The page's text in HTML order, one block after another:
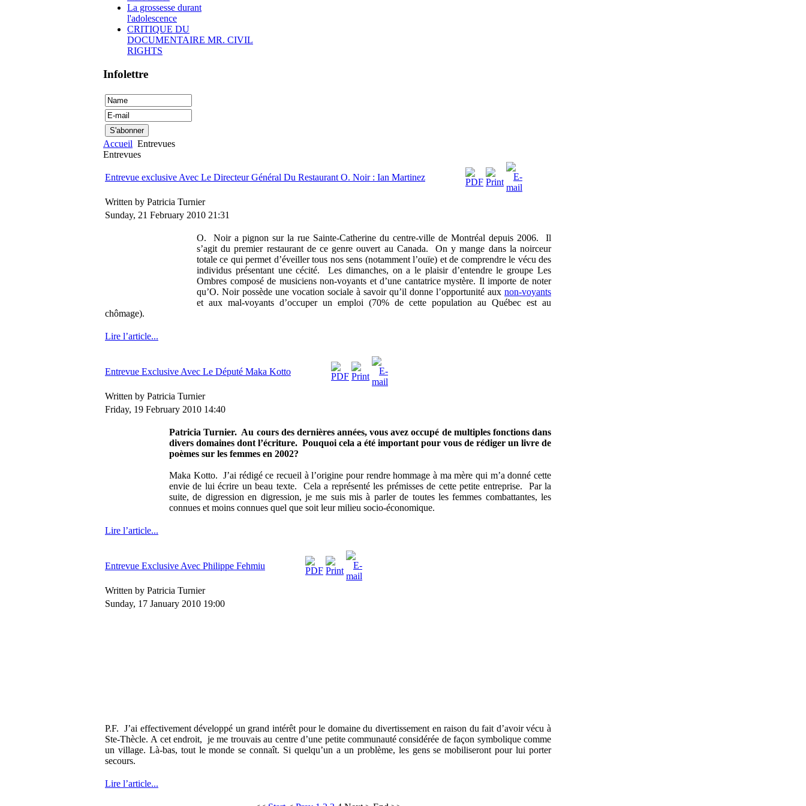
La grossesse durant
l'adolescence
CRITIQUE DU
DOCUMENTAIRE MR. CIVIL
RIGHTS
Infolettre
Accueil Entrevues
Entrevues
Entrevue exclusive Avec Le Directeur Général Du Restaurant O. Noir : Ian Martinez
Written by Patricia Turnier
Sunday, 21 February 2010 21:31
O. Noir a pignon sur la rue Sainte-Catherine du centre-ville de Montréal depuis 2006. Il
s’agit du premier restaurant de ce genre ouvert au Canada. On y mange dans la noirceur
totale ce qui permet d’éveiller tous nos sens (notamment l’ouïe) et de comprendre le vécu des
individus présentant une cécité. Les dimanches, on a le plaisir d’entendre le groupe Les
Ombres composé de musiciens non-voyants et d’une cantatrice mystère. Il importe de noter
qu’O. Noir possède une vocation sociale à savoir qu’il donne l’opportunité aux non-voyants
et aux mal-voyants d’occuper un emploi (70% de cette population au Québec est au
chômage).
Lire l’article...
Entrevue Exclusive Avec Le Député Maka Kotto
Written by Patricia Turnier
Friday, 19 February 2010 14:40
Patricia Turnier. Au cours des dernières années, vous avez occupé de multiples fonctions dans
divers domaines dont l’écriture. Pouquoi cela a été important pour vous de rédiger un livre de
poèmes sur les femmes en 2002?
Maka Kotto. J’ai rédigé ce recueil à l’origine pour rendre hommage à ma mère qui m’a donné cette
envie de lui écrire un beau texte. Cela a représenté les prémisses de cette petite entreprise. Par la
suite, de digression en digression, je me suis mis à parler de toutes les femmes combattantes, les
connues et moins connues quel que soit leur milieu socio-économique.
Lire l’article...
Entrevue Exclusive Avec Philippe Fehmiu
Written by Patricia Turnier
Sunday, 17 January 2010 19:00
P.F. J’ai effectivement développé un grand intérêt pour le domaine du divertissement en raison du fait d’avoir vécu à
Ste-Thècle. A cet endroit, je me trouvais au centre d’une petite communauté considérée de façon symbolique comme
un village. Là-bas, tout le monde se connaît. Si quelqu’un a un problème, les gens se mobiliseront pour lui porter
secours.
Lire l’article...